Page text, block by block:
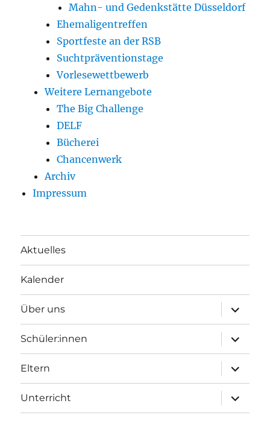
Mahn- und Gedenkstätte Düsseldorf
Ehemaligentreffen
Sportfeste an der RSB
Suchtpräventionstage
Vorlesewettbewerb
Weitere Lernangebote
The Big Challenge
DELF
Bücherei
Chancenwerk
Archiv
Impressum
Aktuelles
Kalender
Über uns
öffnen
Schüler:innen
öffnen
Eltern
öffnen
Unterricht
öffnen